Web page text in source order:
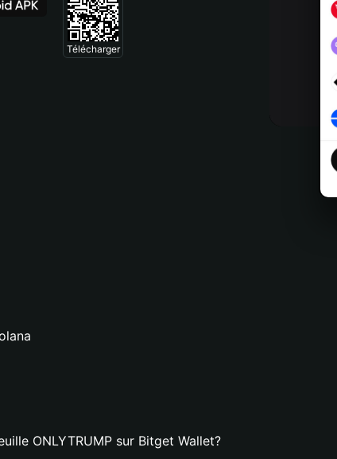
Télécharger
ONLYTRUMP sur Bitget Wallet?